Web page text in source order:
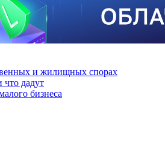
и жилищных спорах
дадут
бизнеса